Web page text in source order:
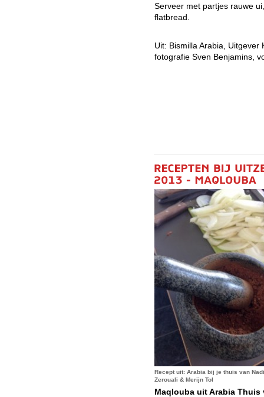
Serveer met partjes rauwe
flatbread.
Uit: Bismilla Arabia, Uitgever
fotografie Sven Benjamins,
Recept uit: Arabia bij je thuis van
Zerouali & Merijn Tol
Maqlouba uit Arabia Thuis